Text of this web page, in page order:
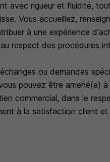
avec rigueur et fluidité,
Vous accueillez,
à une expérience
respect des procédures
ou demandes
pouvez être amené(e)
commercial, dans le
à la satisfaction client et